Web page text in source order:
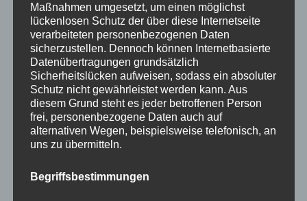
NEWS ABONNIEREN?
Your email:
Maßnahmen umgesetzt, um einen möglichst
lückenlosen Schutz der über diese Internetseite
verarbeiteten personenbezogenen Daten
sicherzustellen. Dennoch können Internetbasierte
Datenübertragungen grundsätzlich
Sicherheitslücken aufweisen, sodass ein absoluter
Schutz nicht gewährleistet werden kann. Aus
diesem Grund steht es jeder betroffenen Person
frei, personenbezogene Daten auch auf
alternativen Wegen, beispielsweise telefonisch, an
uns zu übermitteln.
Begriffsbestimmungen